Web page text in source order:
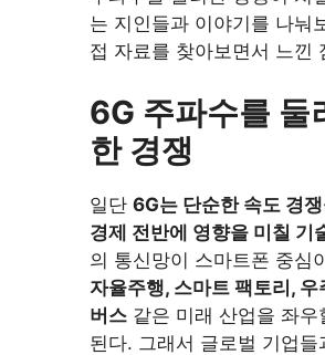
는 지인들과 이야기를 나눠
접 자료를 찾아보면서 느낀
6G 주파수를 둘
한 경쟁
일단 6G는 단순한 속도 경
경제 전반에 영향을 미칠 기
의 통신망이 스마트폰 중심
자율주행, 스마트 팩토리,
버스 같은 미래 산업을 좌
된다. 그래서 글로벌 기업